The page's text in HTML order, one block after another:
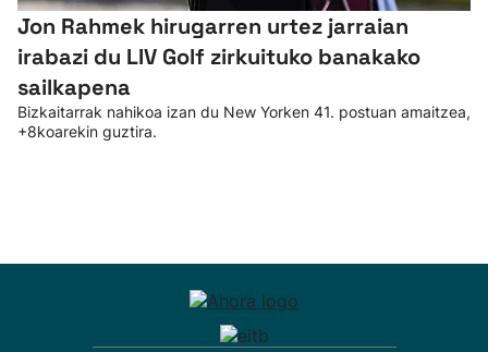
Jon Rahmek hirugarren urtez jarraian
irabazi du LIV Golf zirkuituko banakako
sailkapena
Bizkaitarrak nahikoa izan du New Yorken 41. postuan amaitzea,
+8koarekin guztira.